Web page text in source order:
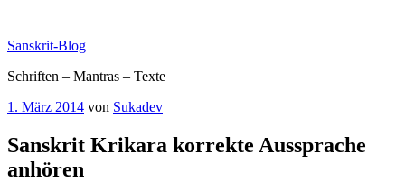
springen
Sanskrit-Blog
Schriften – Mantras – Texte
Veröffentlicht
1. März 2014 von Sukadev
Sanskrit Krikara korrekte Aussprache
anhören